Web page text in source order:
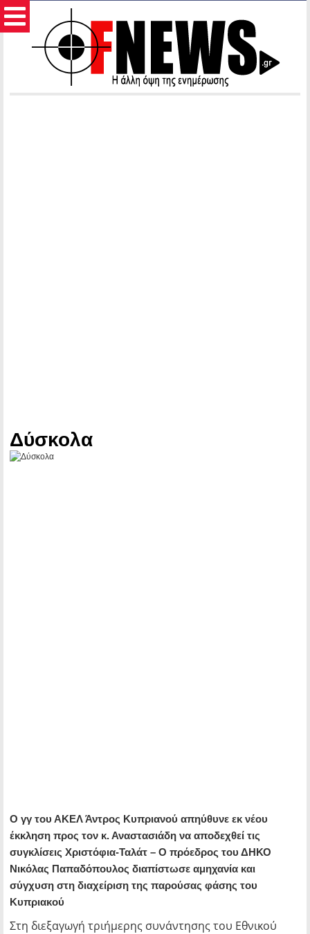
Δύσκολα
Ο γγ του ΑΚΕΛ Άντρος Κυπριανού απηύθυνε εκ νέου
έκκληση προς τον κ. Αναστασιάδη να αποδεχθεί τις
συγκλίσεις Χριστόφια-Ταλάτ – Ο πρόεδρος του ΔΗΚΟ
Νικόλας Παπαδόπουλος διαπίστωσε αμηχανία και
σύγχυση στη διαχείριση της παρούσας φάσης του
Κυπριακού
Στη διεξαγωγή τριήμερης συνάντησης του Εθνικού